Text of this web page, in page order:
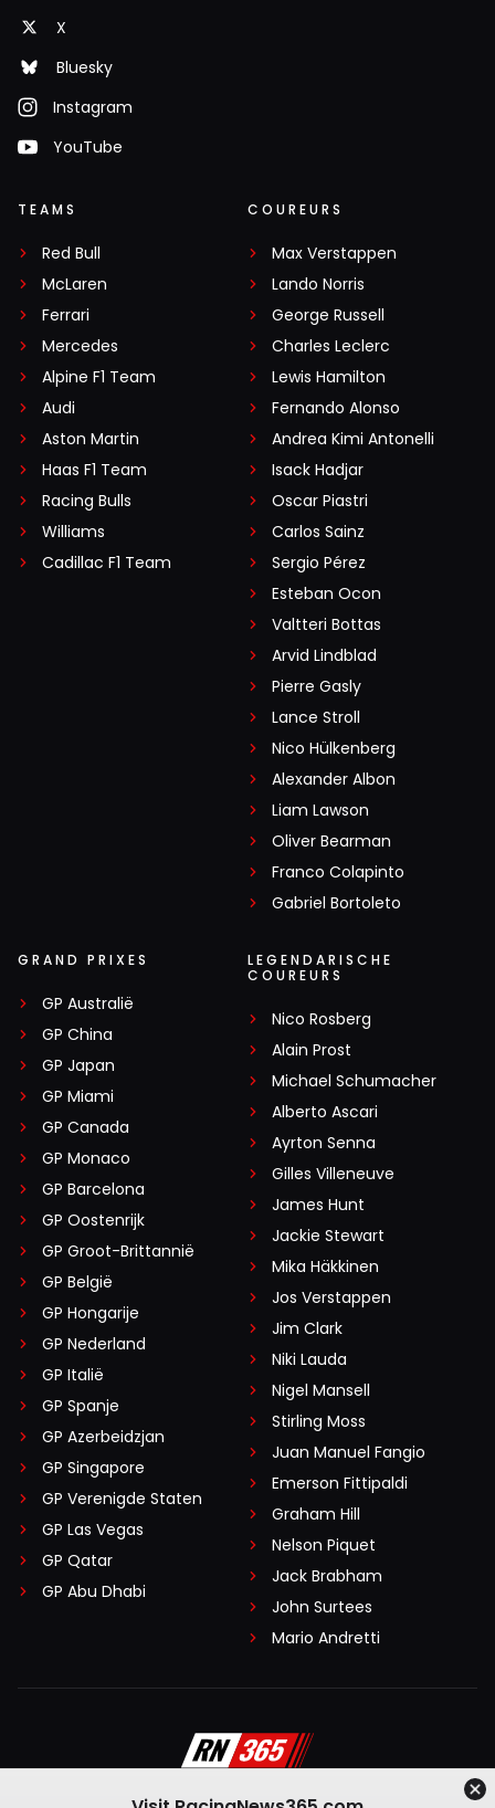
X
Bluesky
Instagram
YouTube
TEAMS
Red Bull
McLaren
Ferrari
Mercedes
Alpine F1 Team
Audi
Aston Martin
Haas F1 Team
Racing Bulls
Williams
Cadillac F1 Team
COUREURS
Max Verstappen
Lando Norris
George Russell
Charles Leclerc
Lewis Hamilton
Fernando Alonso
Andrea Kimi Antonelli
Isack Hadjar
Oscar Piastri
Carlos Sainz
Sergio Pérez
Esteban Ocon
Valtteri Bottas
Arvid Lindblad
Pierre Gasly
Lance Stroll
Nico Hülkenberg
Alexander Albon
Liam Lawson
Oliver Bearman
Franco Colapinto
Gabriel Bortoleto
GRAND PRIXES
GP Australië
GP China
GP Japan
GP Miami
GP Canada
GP Monaco
GP Barcelona
GP Oostenrijk
GP Groot-Brittannië
GP België
GP Hongarije
GP Nederland
GP Italië
GP Spanje
GP Azerbeidzjan
GP Singapore
GP Verenigde Staten
GP Las Vegas
GP Qatar
GP Abu Dhabi
LEGENDARISCHE
COUREURS
Nico Rosberg
Alain Prost
Michael Schumacher
Alberto Ascari
Ayrton Senna
Gilles Villeneuve
James Hunt
Jackie Stewart
Mika Häkkinen
Jos Verstappen
Jim Clark
Niki Lauda
Nigel Mansell
Stirling Moss
Juan Manuel Fangio
Emerson Fittipaldi
Graham Hill
Nelson Piquet
Jack Brabham
John Surtees
Mario Andretti